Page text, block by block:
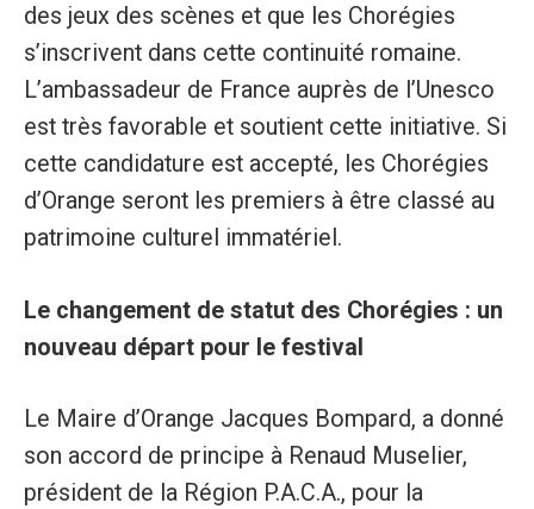
des jeux des scènes et que les Chorégies
s’inscrivent dans cette continuité romaine.
L’ambassadeur de France auprès de l’Unesco
est très favorable et soutient cette initiative. Si
cette candidature est accepté, les Chorégies
d’Orange seront les premiers à être classé au
patrimoine culturel immatériel.
Le changement de statut des Chorégies : un
nouveau départ pour le festival
Le Maire d’Orange Jacques Bompard, a donné
son accord de principe à Renaud Muselier,
président de la Région P.A.C.A., pour la